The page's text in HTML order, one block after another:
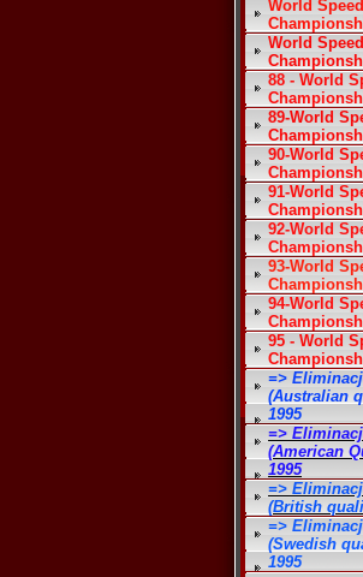
World
World
88 - World
89-World
90-World
91-World
92-World
93-World
94-World
95 - World
=>
(Australian
1995
=>
(American
1995
=>
(British
=>
(Swedish
1995